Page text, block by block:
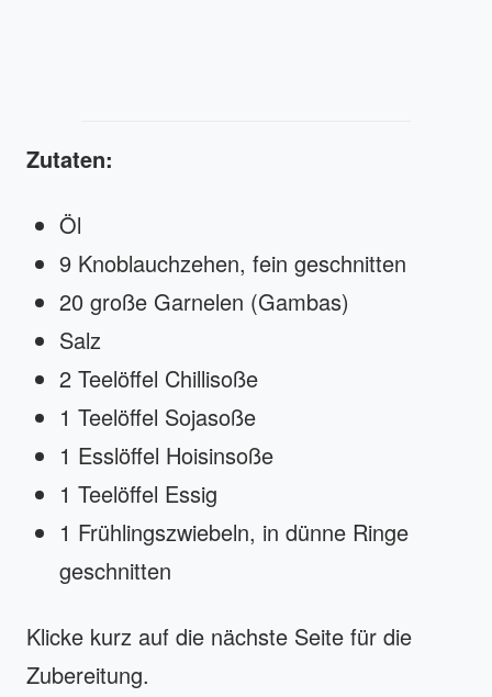
Zutaten:
Öl
9 Knoblauchzehen, fein geschnitten
20 große Garnelen (Gambas)
Salz
2 Teelöffel Chillisoße
1 Teelöffel Sojasoße
1 Esslöffel Hoisinsoße
1 Teelöffel Essig
1 Frühlingszwiebeln, in dünne Ringe
geschnitten
Klicke kurz auf die nächste Seite für die
Zubereitung.